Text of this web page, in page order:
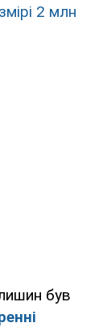
2 млн
був